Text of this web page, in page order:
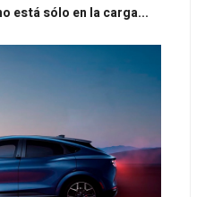
está sólo en la carga...